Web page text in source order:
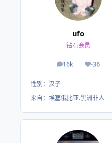
ufo
钻石会员
16k
帖子 -36
荣誉积分
性别： 汉子
来自： 埃塞俄比亚.黑洲非人